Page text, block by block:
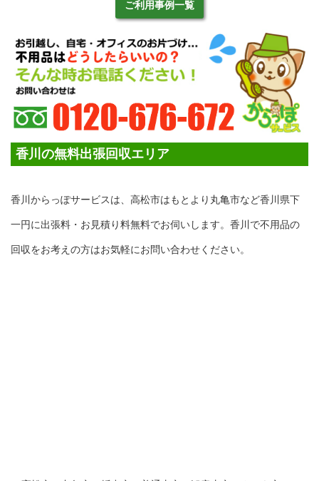
ご利用事例一覧
香川の無料出張回収エリア
香川からっぽサービスは、高松市はもとより丸亀市など香川県下
一円に出張料・お見積り料無料でお伺いします。香川で不用品の
回収をお考えの方はお気軽にお問い合わせください。